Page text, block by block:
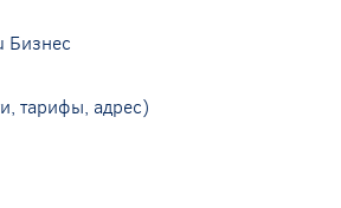
Бизнес
тарифы, адрес)